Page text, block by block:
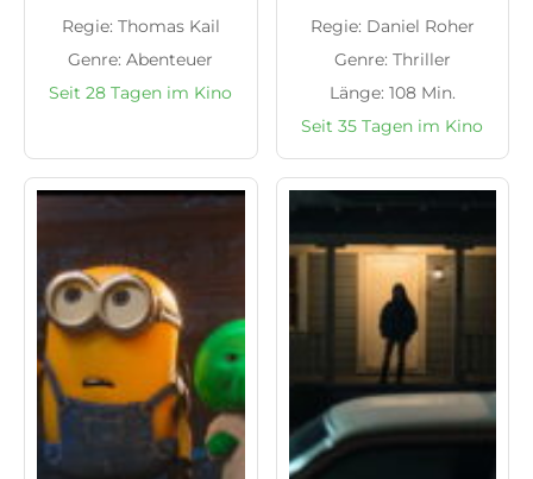
Regie: Thomas Kail
Genre: Abenteuer
Seit 28 Tagen im Kino
Regie: Daniel Roher
Genre: Thriller
Länge: 108 Min.
Seit 35 Tagen im Kino